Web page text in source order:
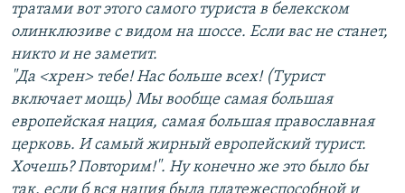
тратами вот этого самого туриста в белекском
олинклюзиве с видом на шоссе. Если вас не станет,
никто и не заметит.
"Да <хрен> тебе! Нас больше всех! (Турист
включает мощь) Мы вообще самая большая
европейская нация, самая большая православная
церковь. И самый жирный европейский турист.
Хочешь? Повторим!". Ну конечно же это было бы